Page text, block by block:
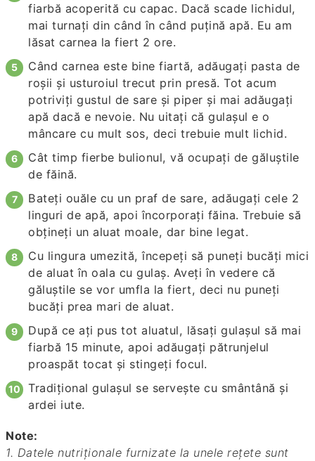
fiarbă acoperită cu capac. Dacă scade lichidul,
mai turnați din când în când puțină apă. Eu am
lăsat carnea la fiert 2 ore.
Când carnea este bine fiartă, adăugați pasta de
roșii și usturoiul trecut prin presă. Tot acum
potriviți gustul de sare și piper și mai adăugați
apă dacă e nevoie. Nu uitați că gulașul e o
mâncare cu mult sos, deci trebuie mult lichid.
Cât timp fierbe bulionul, vă ocupați de găluștile
de făină.
Bateți ouăle cu un praf de sare, adăugați cele 2
linguri de apă, apoi încorporați făina. Trebuie să
obțineți un aluat moale, dar bine legat.
Cu lingura umezită, începeți să puneți bucăți mici
de aluat în oala cu gulaș. Aveți în vedere că
găluștile se vor umfla la fiert, deci nu puneți
bucăți prea mari de aluat.
După ce ați pus tot aluatul, lăsați gulașul să mai
fiarbă 15 minute, apoi adăugați pătrunjelul
proaspăt tocat și stingeți focul.
Tradițional gulașul se servește cu smântână și
ardei iute.
Note:
1. Datele nutriționale furnizate la unele rețete sunt